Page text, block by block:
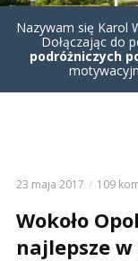
Nazywam się Karol
Dołączając do
podróżniczych
23 maja 2017 109
Wokoło
najlepsze